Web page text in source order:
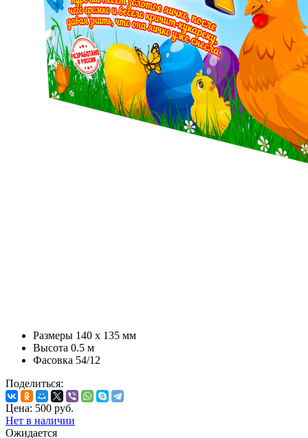
Размеры 140 х 135 мм
Высота 0.5 м
Фасовка 54/12
Поделиться:
Цена: 500 руб.
Нет в наличии
Ожидается